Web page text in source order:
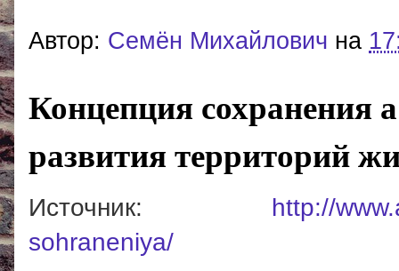
Автор: Cемён Михайлович на
Концепция сохранения
развития территорий
Источник: http://
sohraneniya/